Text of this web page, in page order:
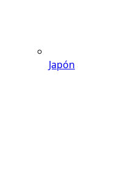
Japón